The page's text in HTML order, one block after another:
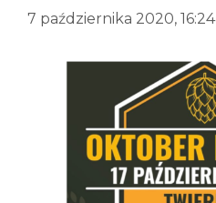
7 października 2020, 16:24